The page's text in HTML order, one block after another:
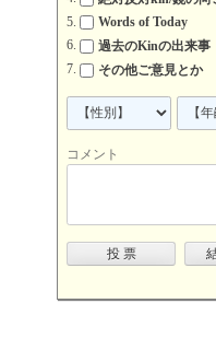
Words of Today
過去のKinの出来事
その他ご意見とか
コメント